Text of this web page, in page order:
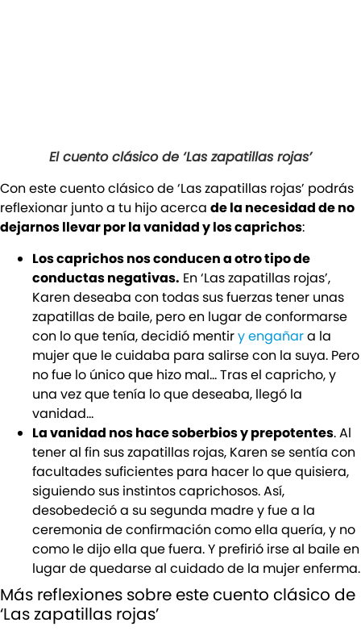
El cuento clásico de ‘Las zapatillas rojas’
Con este cuento clásico de ‘Las zapatillas rojas’ podrás
reflexionar junto a tu hijo acerca de la necesidad de no
dejarnos llevar por la vanidad y los caprichos:
Los caprichos nos conducen a otro tipo de
conductas negativas. En ‘Las zapatillas rojas’,
Karen deseaba con todas sus fuerzas tener unas
zapatillas de baile, pero en lugar de conformarse
con lo que tenía, decidió mentiry engañara la
mujer que le cuidaba para salirse con la suya. Pero
no fue lo único que hizo mal… Tras el capricho, y
una vez que tenía lo que deseaba, llegó la
vanidad…
La vanidad nos hace soberbios y prepotentes. Al
tener al fin sus zapatillas rojas, Karen se sentía con
facultades suficientes para hacer lo que quisiera,
siguiendo sus instintos caprichosos. Así,
desobedeció a su segunda madre y fue a la
ceremonia de confirmación como ella quería, y no
como le dijo ella que fuera. Y prefirió irse al baile en
lugar de quedarse al cuidado de la mujer enferma.
Más reflexiones sobre este cuento clásico de
‘Las zapatillas rojas’